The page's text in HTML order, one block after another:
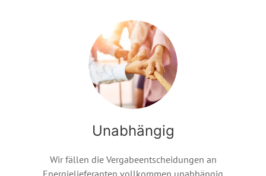
Unabhängig
Wir fällen die Vergabeentscheidungen an
Energielieferanten vollkommen unabhängig